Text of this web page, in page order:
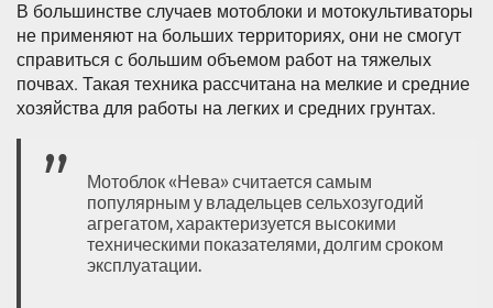
В большинстве случаев мотоблоки и мотокультиваторы
не применяют на больших территориях, они не смогут
справиться с большим объемом работ на тяжелых
почвах. Такая техника рассчитана на мелкие и средние
хозяйства для работы на легких и средних грунтах.
Мотоблок «Нева» считается самым
популярным у владельцев сельхозугодий
агрегатом, характеризуется высокими
техническими показателями, долгим сроком
эксплуатации.